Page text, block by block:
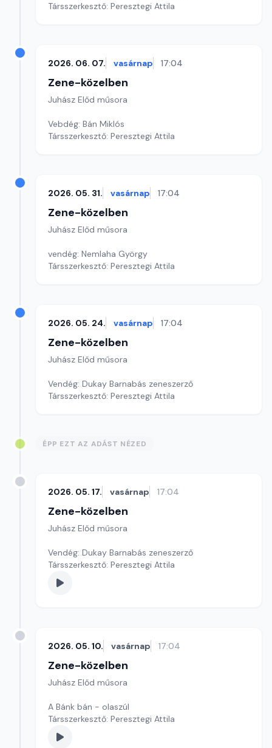
Társszerkesztő: Peresztegi Attila
2026. 06. 07. vasárnap 17:04
Zene-közelben
Juhász Előd műsora
Vebdég: Bán Miklós
Társszerkesztő: Peresztegi Attila
2026. 05. 31. vasárnap 17:04
Zene-közelben
Juhász Előd műsora
vendég: Nemlaha György
Társszerkesztő: Peresztegi Attila
2026. 05. 24. vasárnap 17:04
Zene-közelben
Juhász Előd műsora
Vendég: Dukay Barnabás zeneszerző
Társszerkesztő: Peresztegi Attila
ÉPP EZT AZ ADÁST NÉZED
2026. 05. 17. vasárnap 17:04
Zene-közelben
Juhász Előd műsora
Vendég: Dukay Barnabás zeneszerző
Társszerkesztő: Peresztegi Attila
2026. 05. 10. vasárnap 17:04
Zene-közelben
Juhász Előd műsora
A Bánk bán - olaszúl
Társszerkesztő: Peresztegi Attila